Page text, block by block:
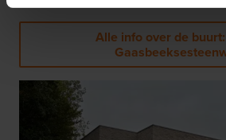
Alle info over de